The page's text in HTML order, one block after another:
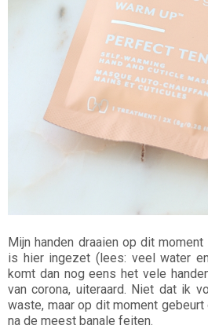
Mijn handen draaien op dit
is hier ingezet (lees: veel water
komt dan nog eens het vele
van corona, uiteraard. Niet dat ik
waste, maar op dit moment
na de meest banale feiten.